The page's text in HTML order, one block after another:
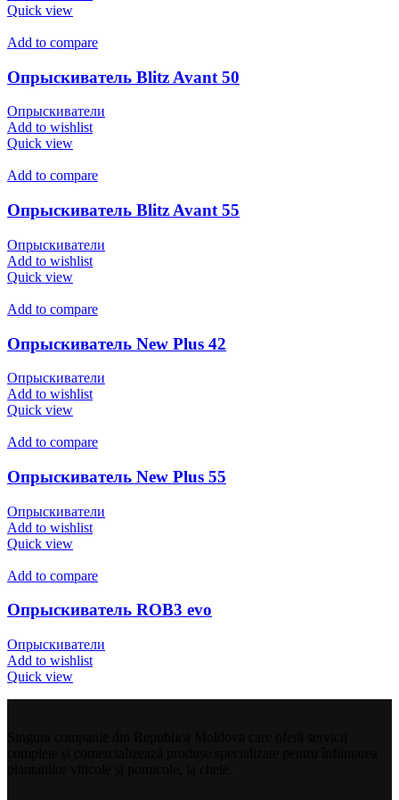
Quick view
Add to compare
Опрыскиватель Blitz Avant 50
Опрыскиватели
Add to wishlist
Quick view
Add to compare
Опрыскиватель Blitz Avant 55
Опрыскиватели
Add to wishlist
Quick view
Add to compare
Опрыскиватель New Plus 42
Опрыскиватели
Add to wishlist
Quick view
Add to compare
Опрыскиватель New Plus 55
Опрыскиватели
Add to wishlist
Quick view
Add to compare
Опрыскиватель ROB3 evo
Опрыскиватели
Add to wishlist
Quick view